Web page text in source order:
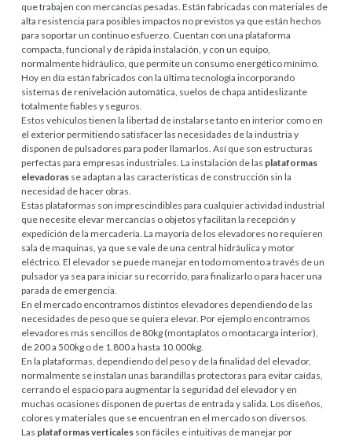
que trabajen con mercancías pesadas. Están fabricadas con materiales de
alta resistencia para posibles impactos no previstos ya que están hechos
para soportar un continuo esfuerzo. Cuentan con una plataforma
compacta, funcional y de rápida instalación, y con un equipo,
normalmente hidráulico, que permite un consumo energético mínimo.
Hoy en día están fabricados con la última tecnología incorporando
sistemas de renivelación automática, suelos de chapa antideslizante
totalmente fiables y seguros.
Estos vehículos tienen la libertad de instalarse tanto en interior como en
el exterior permitiendo satisfacer las necesidades de la industria y
disponen de pulsadores para poder llamarlos. Así que son estructuras
perfectas para empresas industriales. La instalación de las plataformas
elevadoras se adaptan a las características de construcción sin la
necesidad de hacer obras.
Estas plataformas son imprescindibles para cualquier actividad industrial
que necesite elevar mercancías o objetos y facilitan la recepción y
expedición de la mercadería. La mayoría de los elevadores no requieren
sala de maquinas, ya que se vale de una central hidráulica y motor
eléctrico. El elevador se puede manejar en todo momento a través de un
pulsador ya sea para iniciar su recorrido, para finalizarlo o para hacer una
parada de emergencia.
En el mercado encontramos distintos elevadores dependiendo de las
necesidades de peso que se quiera elevar. Por ejemplo encontramos
elevadores más sencillos de 80kg (montaplatos o montacarga interior),
de 200 a 500kg o de 1.800 a hasta 10.000kg.
En la plataformas, dependiendo del peso y de la finalidad del elevador,
normalmente se instalan unas barandillas protectoras para evitar caídas,
cerrando el espacio para augmentar la seguridad del elevador y en
muchas ocasiones disponen de puertas de entrada y salida. Los diseños,
colores y materiales que se encuentran en el mercado son diversos.
Las plataformas verticales son fáciles e intuitivas de manejar por